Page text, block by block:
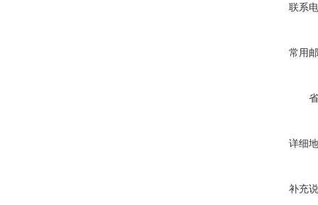
联系
常用
详细
补充